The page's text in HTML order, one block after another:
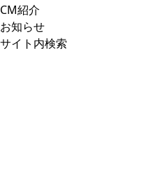
CM紹介
お知らせ
サイト内検索